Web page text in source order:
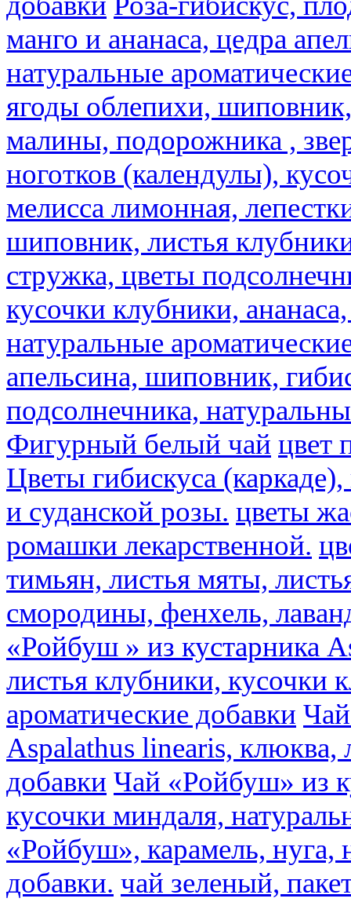
манго и ананаса, цедра
натуральные
ягоды облепихи,
малины, подорожника ,
ноготков (календулы),
мелисса лимонная,
шиповник, листья
стружка, цветы
кусочки клубники,
натуральные
апельсина, шиповник,
подсолнечника,
Фигурный белый чай цвет
Цветы гибискуса
и суданской розы. цветы
ромашки лекарственной.
тимьян, листья мяты,
смородины, фенхель,
«Ройбуш » из кустарника
листья клубники, кусочки
ароматические добавки
Aspalathus linearis, клюква,
добавки Чай «Ройбуш» из
кусочки миндаля,
«Ройбуш», карамель, нуга,
добавки. чай зеленый,